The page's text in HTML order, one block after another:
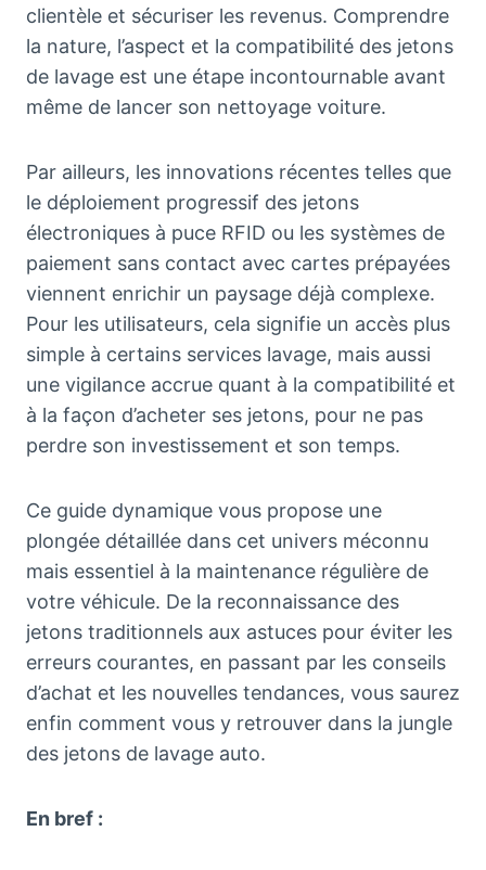
clientèle et sécuriser les revenus. Comprendre
la nature, l’aspect et la compatibilité des jetons
de lavage est une étape incontournable avant
même de lancer son nettoyage voiture.
Par ailleurs, les innovations récentes telles que
le déploiement progressif des jetons
électroniques à puce RFID ou les systèmes de
paiement sans contact avec cartes prépayées
viennent enrichir un paysage déjà complexe.
Pour les utilisateurs, cela signifie un accès plus
simple à certains services lavage, mais aussi
une vigilance accrue quant à la compatibilité et
à la façon d’acheter ses jetons, pour ne pas
perdre son investissement et son temps.
Ce guide dynamique vous propose une
plongée détaillée dans cet univers méconnu
mais essentiel à la maintenance régulière de
votre véhicule. De la reconnaissance des
jetons traditionnels aux astuces pour éviter les
erreurs courantes, en passant par les conseils
d’achat et les nouvelles tendances, vous saurez
enfin comment vous y retrouver dans la jungle
des jetons de lavage auto.
En bref :